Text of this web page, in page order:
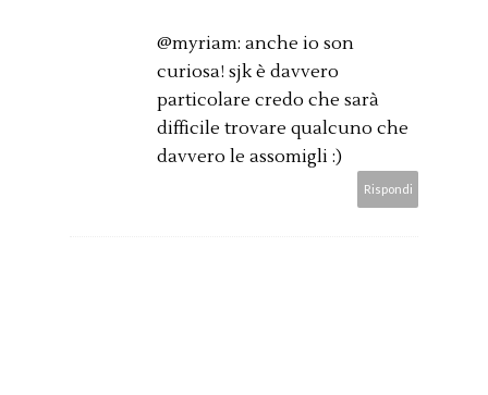
@myriam: anche io son
curiosa! sjk è davvero
particolare credo che sarà
difficile trovare qualcuno che
davvero le assomigli :)
Rispondi